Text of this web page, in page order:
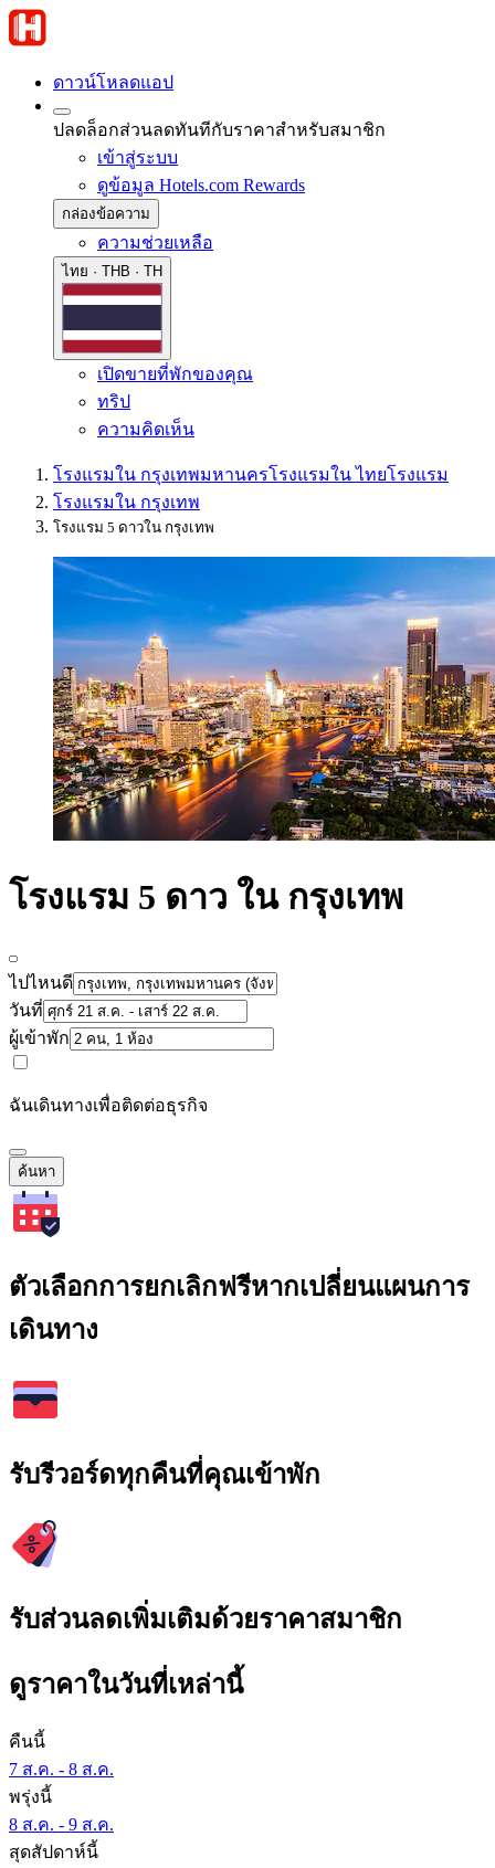
ดาวน์โหลดแอป
ปลดล็อกส่วนลดทันทีกับราคาสำหรับสมาชิก
เข้าสู่ระบบ
ดูข้อมูล Hotels.com Rewards
กล่องข้อความ
ความช่วยเหลือ
ไทย · THB · TH
เปิดขายที่พักของคุณ
ทริป
ความคิดเห็น
โรงแรมใน กรุงเทพมหานครโรงแรมใน ไทยโรงแรม
โรงแรมใน กรุงเทพ
โรงแรม 5 ดาวใน กรุงเทพ
โรงแรม 5 ดาว ใน กรุงเทพ
ไปไหนดี
วันที่
ผู้เข้าพัก
ฉันเดินทางเพื่อติดต่อธุรกิจ
ค้นหา
ตัวเลือกการยกเลิกฟรีหากเปลี่ยนแผนการ
เดินทาง
รับรีวอร์ดทุกคืนที่คุณเข้าพัก
รับส่วนลดเพิ่มเติมด้วยราคาสมาชิก
ดูราคาในวันที่เหล่านี้
คืนนี้
7 ส.ค. - 8 ส.ค.
พรุ่งนี้
8 ส.ค. - 9 ส.ค.
สุดสัปดาห์นี้